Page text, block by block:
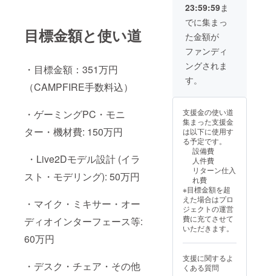
目標金額と使い道
・目標金額：351万円
（CAMPFIRE手数料込）
・ゲーミングPC・モニ
ター・機材費: 150万円
・Live2Dモデル設計 (イラ
スト・モデリング): 50万円
・マイク・ミキサー・オー
ディオインターフェース等:
60万円
・デスク・チェア・その他
23:59:59ま
でに集まっ
た金額が
ファンディ
ングされま
す。
支援金の使い道
集まった支援金
は以下に使用す
る予定です。
設備費
人件費
リターン仕入
れ費
※目標金額を超
えた場合はプロ
ジェクトの運営
費に充てさせて
いただきます。
支援に関するよ
くある質問